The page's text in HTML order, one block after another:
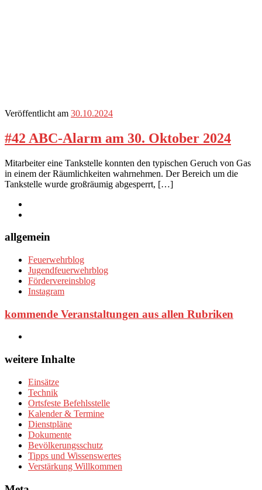
Veröffentlicht am 30.10.2024
#42 ABC-Alarm am 30. Oktober 2024
Mitarbeiter eine Tankstelle konnten den typischen Geruch von Gas
in einem der Räumlichkeiten wahrnehmen. Der Bereich um die
Tankstelle wurde großräumig abgesperrt, […]
allgemein
Feuerwehrblog
Jugendfeuerwehrblog
Fördervereinsblog
Instagram
kommende Veranstaltungen aus allen Rubriken
weitere Inhalte
Einsätze
Technik
Ortsfeste Befehlsstelle
Kalender & Termine
Dienstpläne
Dokumente
Bevölkerungsschutz
Tipps und Wissenswertes
Verstärkung Willkommen